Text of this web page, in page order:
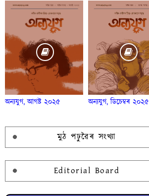
অন্যযুগ, আগষ্ট ২০২৫ অন্যযুগ, ডিচেম্বৰ ২০২৫
মুঠ পঢ়ুৱৈৰ সংখ্যা
Editorial Board